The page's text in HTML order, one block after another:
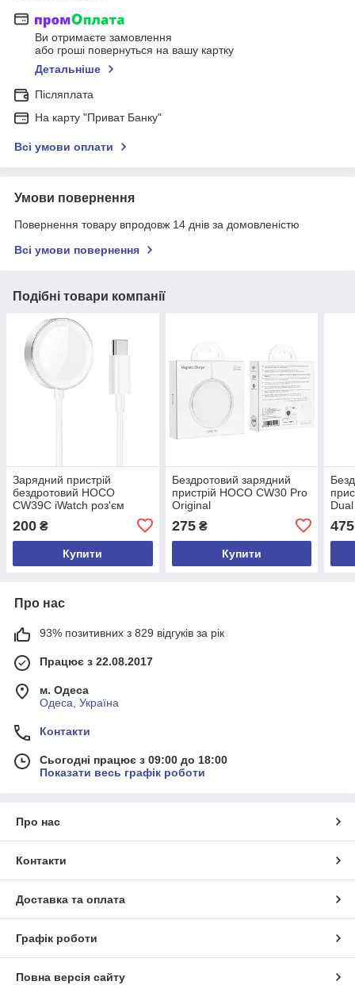
Ви отримаєте замовлення
або гроші повернуться на вашу картку
Детальніше
Післяплата
На карту "Приват Банку"
Всі умови оплати
Умови повернення
Повернення товару впродовж 14 днів за домовленістю
Всі умови повернення
Подібні товари компанії
Зарядний пристрій
бездротовий HOCO
CW39C iWatch роз'єм
200 ₴
Купити
Бездротовий зарядний
пристрій HOCO CW30 Pro
Original
275₴
Купити
475
Про нас
93% позитивних з 829 відгуків за рік
Працює з 22.08.2017
м. Одеса
Одеса, Україна
Контакти
Сьогодні працює з 09:00 до 18:00
Показати весь графік роботи
Про нас
Контакти
Доставка та оплата
Графік роботи
Повна версія сайту